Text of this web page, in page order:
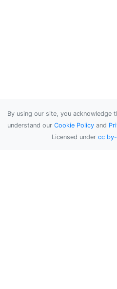
By using our site, you acknowledge
understand our Cookie Policy and
Licensed under cc